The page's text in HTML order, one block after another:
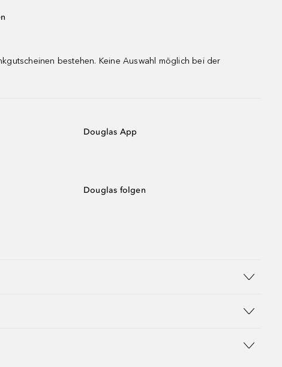
bestehen. Keine Auswahl möglich bei der
Douglas App
Douglas folgen